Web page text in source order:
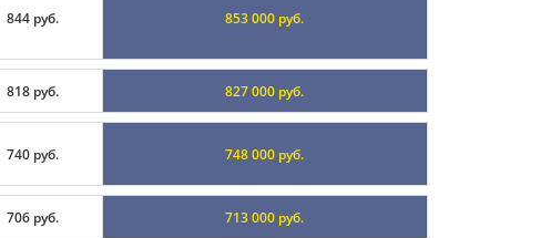
844 руб. 853 000 руб.
818 руб. 827 000 руб.
740 руб. 748 000 руб.
706 руб. 713 000 руб.